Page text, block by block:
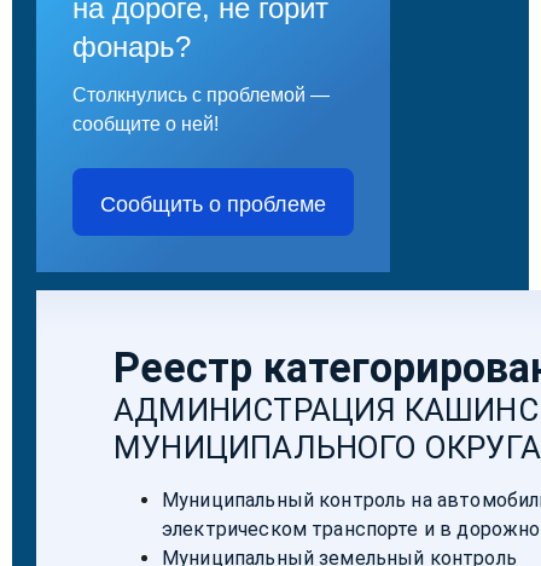
на дороге, не горит
фонарь?
Столкнулись с проблемой —
сообщите о ней!
Сообщить о проблеме